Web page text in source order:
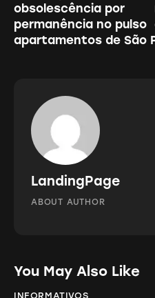
obsolescência por
permanência no pulso
apartamentos de São
LandingPage
ABOUT AUTHOR
You May Also Like
INFORMATIVOS